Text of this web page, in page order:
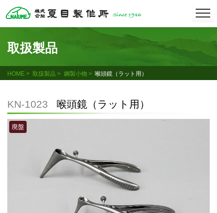
Skip
取扱製品
HOME 取扱製品 鋼製小物 喉頭鏡（ラット用）
KN-1023 喉頭鏡（ラット用）
廃盤